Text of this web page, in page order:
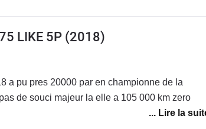
LIKE 5P (2018)
a pu pres 20000 par en championne de la
de souci majeur la elle a 105 000 km zero